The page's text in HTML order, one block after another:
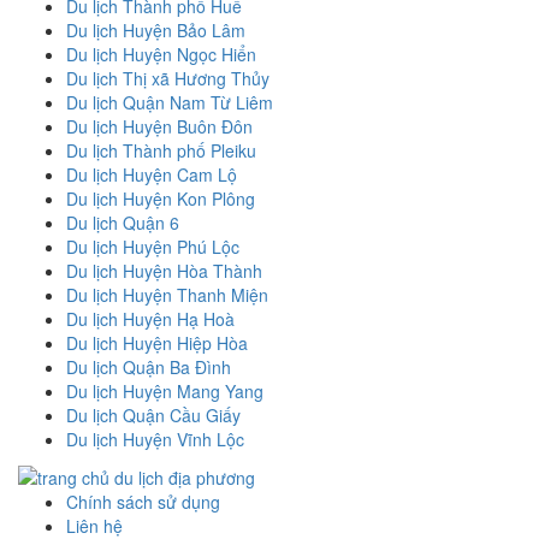
Du lịch Thành phố Huế
Du lịch Huyện Bảo Lâm
Du lịch Huyện Ngọc Hiển
Du lịch Thị xã Hương Thủy
Du lịch Quận Nam Từ Liêm
Du lịch Huyện Buôn Đôn
Du lịch Thành phố Pleiku
Du lịch Huyện Cam Lộ
Du lịch Huyện Kon Plông
Du lịch Quận 6
Du lịch Huyện Phú Lộc
Du lịch Huyện Hòa Thành
Du lịch Huyện Thanh Miện
Du lịch Huyện Hạ Hoà
Du lịch Huyện Hiệp Hòa
Du lịch Quận Ba Đình
Du lịch Huyện Mang Yang
Du lịch Quận Cầu Giấy
Du lịch Huyện Vĩnh Lộc
Chính sách sử dụng
Liên hệ